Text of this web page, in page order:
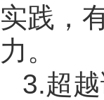
实践，
力。
3.超